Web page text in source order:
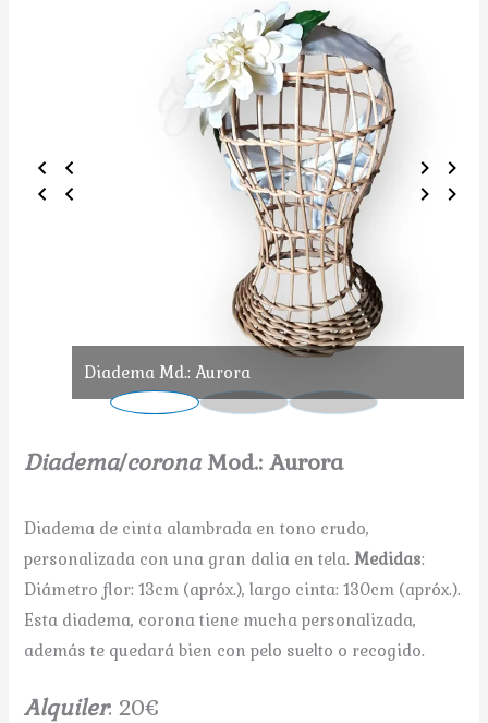
Diadema Md.: Aurora
Diadema/coronaMod.: Aurora
Diadema de cinta alambrada en tono crudo,
personalizada con una gran dalia en tela.Medidas:
Diámetro flor: 13cm (apróx.), largo cinta: 130cm (apróx.).
Esta diadema, corona tiene mucha personalizada,
además te quedará bien con pelo suelto o recogido.
Alquiler: 20€